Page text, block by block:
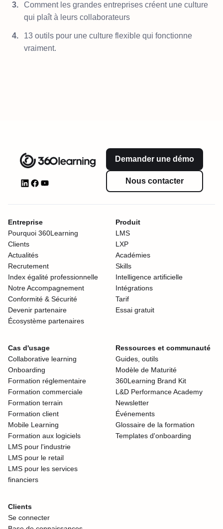
Comment les grandes entreprises créent une culture
qui plaît à leurs collaborateurs
13 outils pour une culture flexible qui fonctionne
vraiment.
Demander une démo
Nous contacter
Entreprise
Pourquoi 360Learning
Clients
Actualités
Recrutement
Index égalité professionnelle
Notre Accompagnement
Conformité & Sécurité
Devenir partenaire
Écosystème partenaires
Produit
LMS
LXP
Académies
Skills
Intelligence artificielle
Intégrations
Tarif
Essai gratuit
Cas d'usage
Collaborative learning
Onboarding
Formation réglementaire
Formation commerciale
Formation terrain
Formation client
Mobile Learning
Formation aux logiciels
LMS pour l'industrie
LMS pour le retail
LMS pour les services
financiers
Ressources et communauté
Guides, outils
Modèle de Maturité
360Learning Brand Kit
L&D Performance Academy
Newsletter
Événements
Glossaire de la formation
Templates d'onboarding
Clients
Se connecter